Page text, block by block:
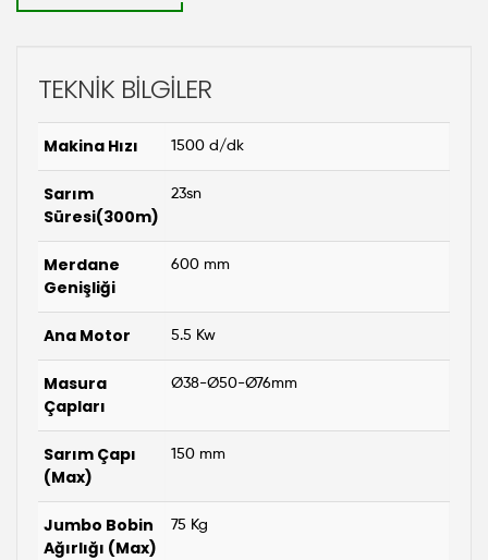
TEKNİK BİLGİLER
Makina Hızı 1500 d/dk
Sarım
Süresi(300m)
23sn
Merdane
Genişliği
600 mm
Ana Motor 5.5 Kw
Masura
Çapları
Ø38-Ø50-Ø76mm
Sarım Çapı
(Max)
150 mm
Jumbo Bobin
Ağırlığı (Max)
75 Kg